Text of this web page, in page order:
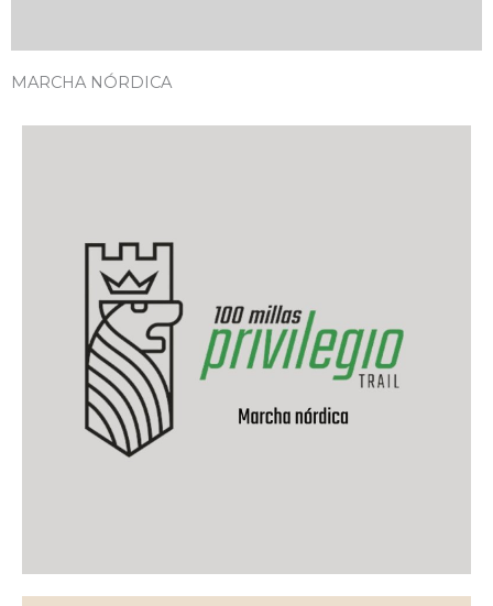
MARCHA NÓRDICA